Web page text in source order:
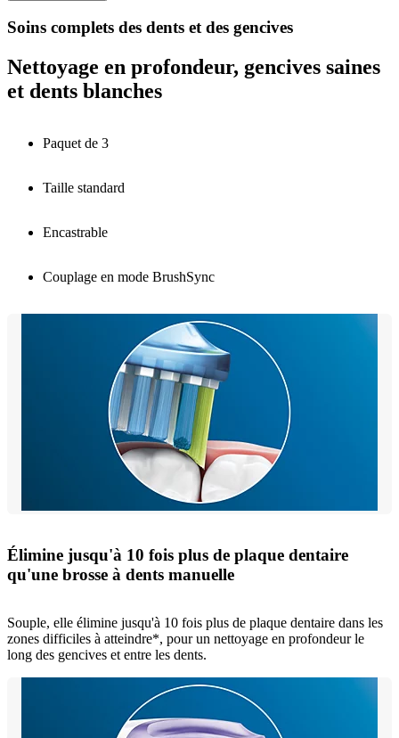
Soins complets des dents et des gencives
Nettoyage en profondeur, gencives saines
et dents blanches
Paquet de 3
Taille standard
Encastrable
Couplage en mode BrushSync
Élimine jusqu'à 10 fois plus de plaque dentaire
qu'une brosse à dents manuelle
Souple, elle élimine jusqu'à 10 fois plus de plaque dentaire dans les
zones difficiles à atteindre*, pour un nettoyage en profondeur le
long des gencives et entre les dents.